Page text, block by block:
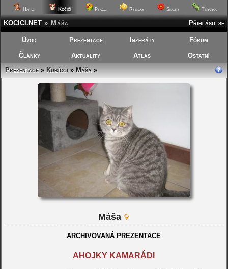
Hafíci Kočičí Ptáčci Rybičky Skalky Terárka
Přihlásit se
KOCICI.NET » Máša
Úvod Prezentace Inzeráty Fórum
Články Aktuality Atlas
Ostatní
Prezentace»Kubíčci»Máša»
Máša
ARCHIVOVANÁ PREZENTACE
AHOJKY KAMARÁDI